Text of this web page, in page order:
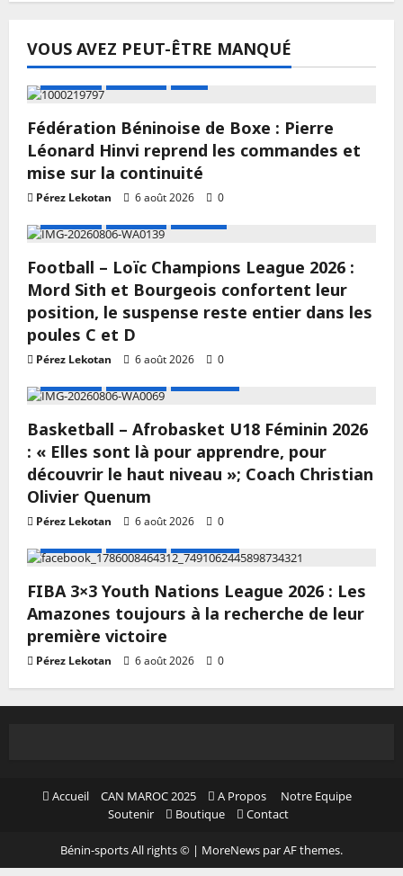
VOUS AVEZ PEUT-ÊTRE MANQUÉ
Fédération Béninoise de Boxe : Pierre
Léonard Hinvi reprend les commandes et
mise sur la continuité
Pérez Lekotan 6 août 2026
0
Football – Loïc Champions League 2026 :
Mord Sith et Bourgeois confortent leur
position, le suspense reste entier dans les
poules C et D
Pérez Lekotan 6 août 2026
0
Basketball – Afrobasket U18 Féminin 2026
: « Elles sont là pour apprendre, pour
découvrir le haut niveau »; Coach Christian
Olivier Quenum
Pérez Lekotan 6 août 2026
0
FIBA 3×3 Youth Nations League 2026 : Les
Amazones toujours à la recherche de leur
première victoire
Pérez Lekotan 6 août 2026 0
Accueil CAN MAROC 2025 A Propos
Notre Equipe
Soutenir
Boutique Contact
Bénin-sports All rights © | MoreNews par AF themes.